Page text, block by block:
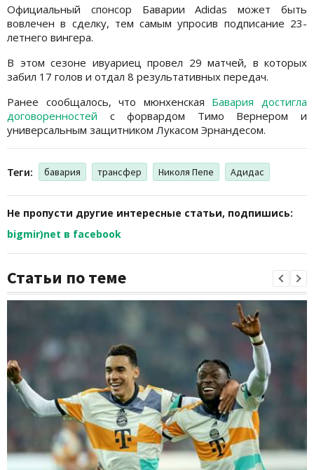
Официальный спонсор Баварии Adidas может быть
вовлечен в сделку, тем самым упросив подписание 23-
летнего вингера.
В этом сезоне ивуариец провел 29 матчей, в которых
забил 17 голов и отдал 8 результативных передач.
Ранее сообщалось, что мюнхенская Бавария достигла
договоренностей с форвардом Тимо Вернером и
универсальным защитником Лукасом Эрнандесом.
Теги: бавария трансфер Николя Пепе Адидас
Не пропусти другие интересные статьи, подпишись:
bigmir)net в facebook
Статьи по теме